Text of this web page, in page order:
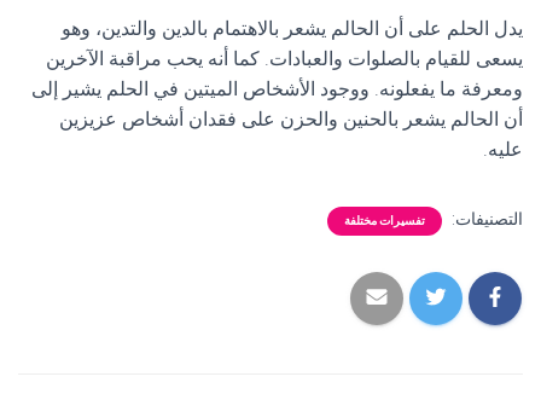
يدل الحلم على أن الحالم يشعر بالاهتمام بالدين والتدين، وهو
يسعى للقيام بالصلوات والعبادات. كما أنه يحب مراقبة الآخرين
ومعرفة ما يفعلونه. ووجود الأشخاص الميتين في الحلم يشير إلى
أن الحالم يشعر بالحنين والحزن على فقدان أشخاص عزيزين
عليه.
التصنيفات: تفسيرات مختلفة